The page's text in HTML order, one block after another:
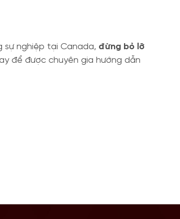
sự nghiệp tại Canada, đừng bỏ lỡ
để được chuyên gia hướng dẫn